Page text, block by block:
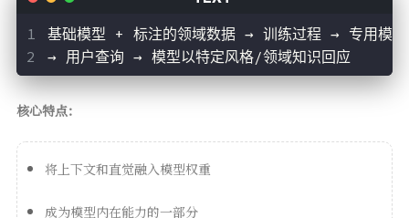
基础模型 + 标注的领域数据 → 训练过程 → 专用模型
→ 用户查询 → 模型以特定风格/领域知识回应
核心特点：
将上下文和直觉融入模型权重
成为模型内在能力的一部分